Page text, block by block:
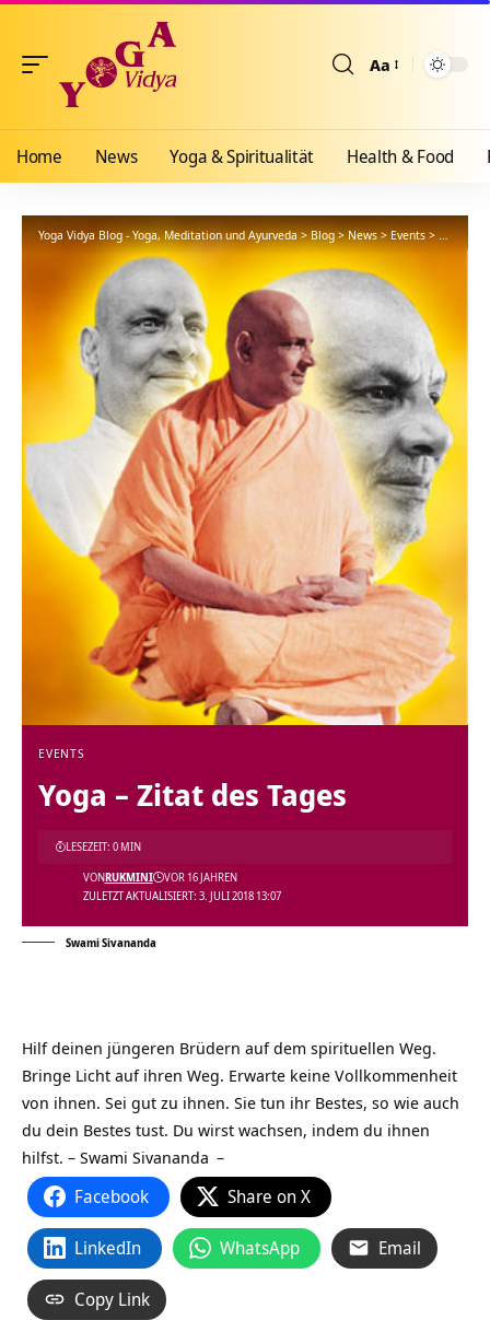
Aa
Home News Yoga & Spiritualität Health & Food
Yoga Vidya Blog - Yoga, Meditation und Ayurveda>Blog>News>Events>Yoga –
EVENTS
Yoga – Zitat des Tages
ZULETZT AKTUALISIERT: 3. JULI 2018 13:07
VONRUKMINI VOR 16 JAHREN
LESEZEIT: 0 MIN
Swami Sivananda
Hilf deinen jüngeren Brüdern auf dem spirituellen Weg.
Bringe Licht auf ihren Weg. Erwarte keine Vollkommenheit
von ihnen. Sei gut zu ihnen. Sie tun ihr Bestes, so wie auch
du dein Bestes tust. Du wirst wachsen, indem du ihnen
hilfst. – Swami Sivananda –
Facebook Share on X
LinkedIn WhatsApp Email
Copy Link